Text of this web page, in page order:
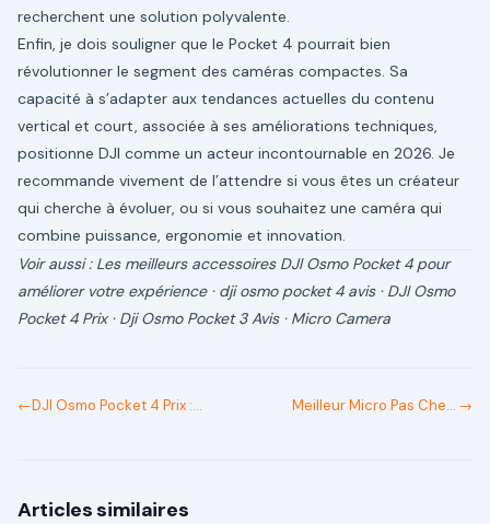
recherchent une solution polyvalente.
Enfin, je dois souligner que le Pocket 4 pourrait bien
révolutionner le segment des caméras compactes. Sa
capacité à s’adapter aux tendances actuelles du contenu
vertical et court, associée à ses améliorations techniques,
positionne DJI comme un acteur incontournable en 2026. Je
recommande vivement de l’attendre si vous êtes un créateur
qui cherche à évoluer, ou si vous souhaitez une caméra qui
combine puissance, ergonomie et innovation.
Voir aussi : Les meilleurs accessoires DJI Osmo Pocket 4 pour
améliorer votre expérience· dji osmo pocket 4 avis· DJI Osmo
Pocket 4 Prix· Dji Osmo Pocket 3 Avis· Micro Camera
←DJI Osmo Pocket 4 Prix :
Meilleur Micro Pas Cher : →
Articles similaires